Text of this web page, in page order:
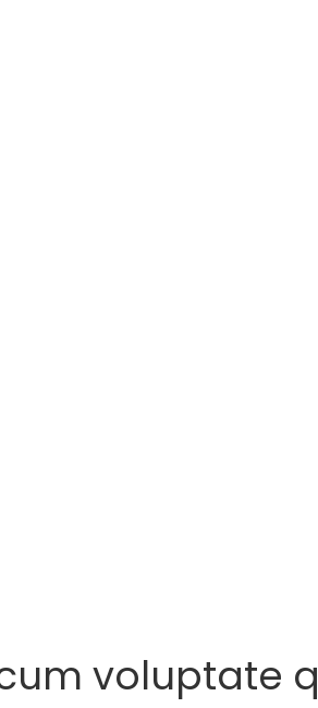
voluptate